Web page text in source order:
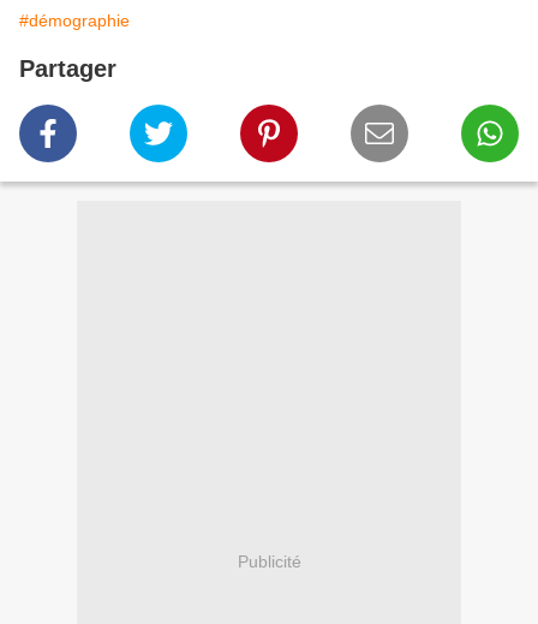
#démographie
Partager
Publicité